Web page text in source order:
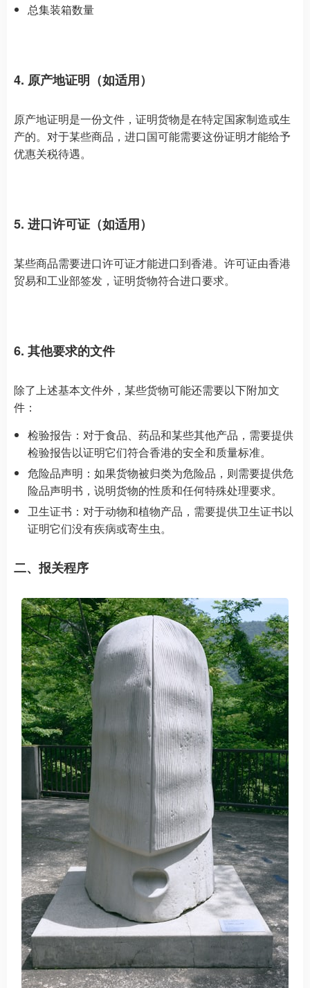
总集装箱数量
4. 原产地证明（如适用）
原产地证明是一份文件，证明货物是在特定国家制造或生
产的。对于某些商品，进口国可能需要这份证明才能给予
优惠关税待遇。
5. 进口许可证（如适用）
某些商品需要进口许可证才能进口到香港。许可证由香港
贸易和工业部签发，证明货物符合进口要求。
6. 其他要求的文件
除了上述基本文件外，某些货物可能还需要以下附加文
件：
检验报告：对于食品、药品和某些其他产品，需要提供
检验报告以证明它们符合香港的安全和质量标准。
危险品声明：如果货物被归类为危险品，则需要提供危
险品声明书，说明货物的性质和任何特殊处理要求。
卫生证书：对于动物和植物产品，需要提供卫生证书以
证明它们没有疾病或寄生虫。
二、报关程序